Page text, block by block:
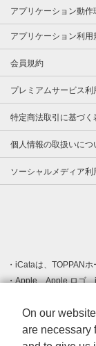
アプリケーション動作
アプリケーション利用
会員規約
プレミアムサービス利
特定商法取引に基づく
個人情報の取扱いにつ
ソーシャルメディア利
iCataは、TOPPANホ
Apple、Apple ロゴ
登録された Apple
クです。
Android、Google
す。
On our
are necessary